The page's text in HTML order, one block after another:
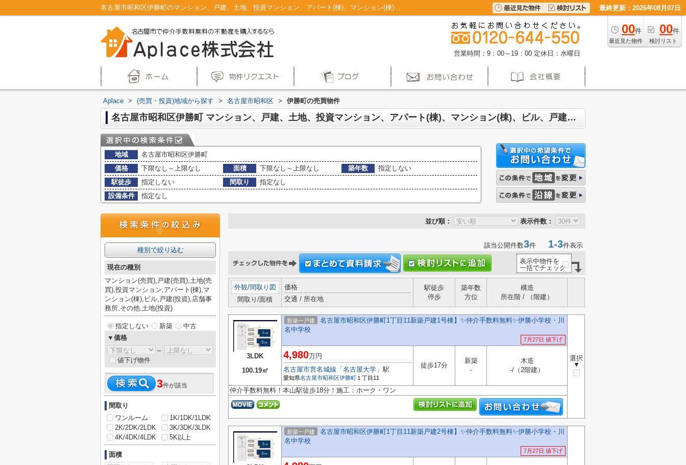
名古屋市昭和区伊勝町のマンション、戸建、土地、投資マンション、アパート(棟)、マンション(棟)、ビル、戸建、店舗事務所、その他、土地一覧｜仲介手数料無料！名古屋市で新築戸建てを探すならAplace 最終更新：2026年08月07日
00件
最近見た物件
00件
検討リスト
営業時間：9：00～19：00 定休日：水曜日
Aplace > (売買・投資)地域から探す > 名古屋市昭和区 > 伊勝町の売買物件
名古屋市昭和区伊勝町 マンション、戸建、土地、投資マンション、アパート(棟)、マンション(棟)、ビル、戸建、店舗事務所、その他、土地一覧
地域
名古屋市昭和区伊勝町
価格
下限なし～上限なし 面積 下限なし～上限なし 築年数
指定しない
駅徒歩
指定しない 間取り
指定なし
設備条件
指定なし
並び順： 表示件数：
該当公開件数3件 1-3件表示
表示中物件を
一括でチェック
外観/間取り図
間取り/面積
価格
交通 / 所在地
駅徒歩
停歩
築年数
方位
構造
所在階 / （階建）
3LDK
100.19㎡
新築一戸建
名古屋市昭和区伊勝町1丁目11新築戸建1号棟】✨️仲介手数料無料✨️伊勝小学校・川
名中学校
7月27日 値下げ
選択
▼
4,980万円
名古屋市営名城線 「 名古屋大学 」駅
愛知県名古屋市昭和区伊勝町 １丁目11
徒歩17分
新築
-
木造
-/（2階建）
仲介手数料無料！本山駅徒歩18分！施工：ホーク・ワン
新築一戸建
名古屋市昭和区伊勝町1丁目11新築戸建2号棟】✨️仲介手数料無料✨️伊勝小学校・川
名中学校
7月27日 値下げ
種別で絞り込む
現在の種別
マンション(売買),戸建(売買),土地(売
買),投資マンション,アパート(棟),マ
ンション(棟),ビル,戸建(投資),店舗事
務所,その他,土地(投資)
指定しない 新築
中古
▼価格
～
値下げ物件
3件が該当
間取り
ワンルーム
1K/1DK/1LDK
2K/2DK/2LDK
3K/3DK/3LDK
4K/4DK/4LDK
5K以上
面積